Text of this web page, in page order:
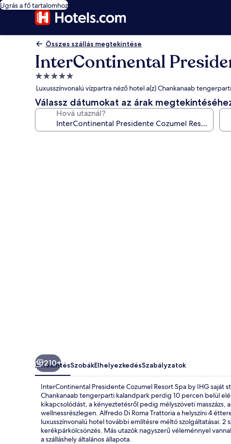
Ugrás a fő tartalomhoz
Összes szállás megtekintése
InterContinental
5.0
csillagos
szálláshely
Luxusszínvonalú vízpartra néző hotel a(z) Chankanaab
Válassz dátumokat az árak
Hová utaznál?
210+
ÁttekintésSzobákElhelyezkedésSzabályzatok
InterContinental Presidente Cozumel Resort Spa by IHG saját
Chankanaab tengerparti kalandpark perdig 10 percen belül
kikapcsolódást, a kényeztetésről pedig mélyszöveti
wellnessrészlegen. Alfredo Di Roma Trattoria a helyszíni 4
luxusszínvonalú hotel további említésre méltó szolgáltatásai:
kerékpárkölcsönzés. Más utazók nagyszerű véleménnyel
a szálláshely általános állapota.